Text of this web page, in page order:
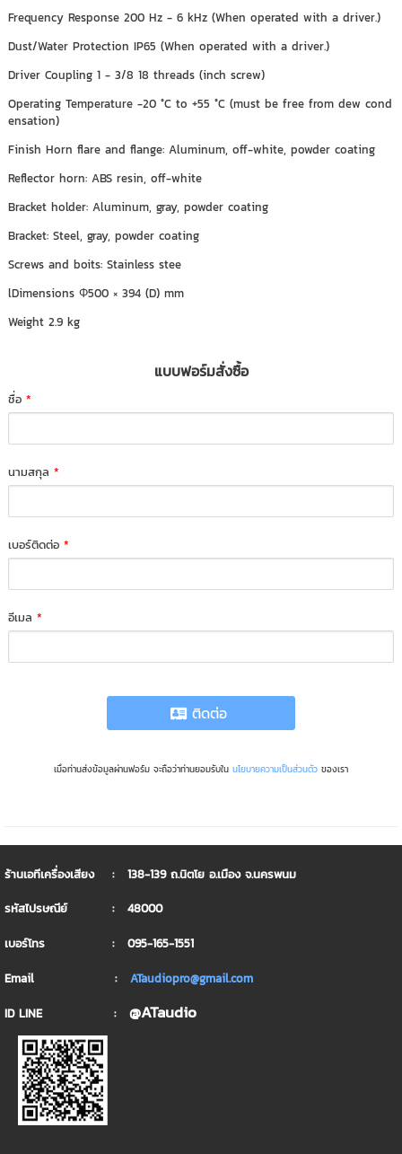
Frequency Response 200 Hz - 6 kHz (When operated with a driver.)
Dust/Water Protection IP65 (When operated with a driver.)
Driver Coupling 1 - 3/8 18 threads (inch screw)
Operating Temperature -20 °C to +55 °C (must be free from dew cond
ensation)
Finish Horn flare and flange: Aluminum, off-white, powder coating
Reflector horn: ABS resin, off-white
Bracket holder: Aluminum, gray, powder coating
Bracket: Steel, gray, powder coating
Screws and boits: Stainless stee
lDimensions Φ500 × 394 (D) mm
Weight 2.9 kg
แบบฟอร์มสั่งซื้อ
ชื่อ*
นามสกุล*
เบอร์ติดต่อ*
อีเมล*
ติดต่อ
เมื่อท่านส่งข้อมูลผ่านฟอร์ม จะถือว่าท่านยอมรับใน นโยบายความเป็นส่วนตัว ของเรา
ร้านเอทีเครื่องเสียง : 138-139 ถ.นิตโย อ.เมือง จ.นครพนม
รหัสไปรษณีย์ : 48000
เบอร์โทร : 095-165-1551
Email : ATaudiopro@gmail.com
ID LINE : @ATaudio